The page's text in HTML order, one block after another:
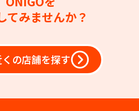
てみませんか？
の店舗を探す